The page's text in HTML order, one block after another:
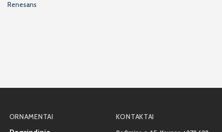
Renesans
ORNAMENTAI KONTAKTAI